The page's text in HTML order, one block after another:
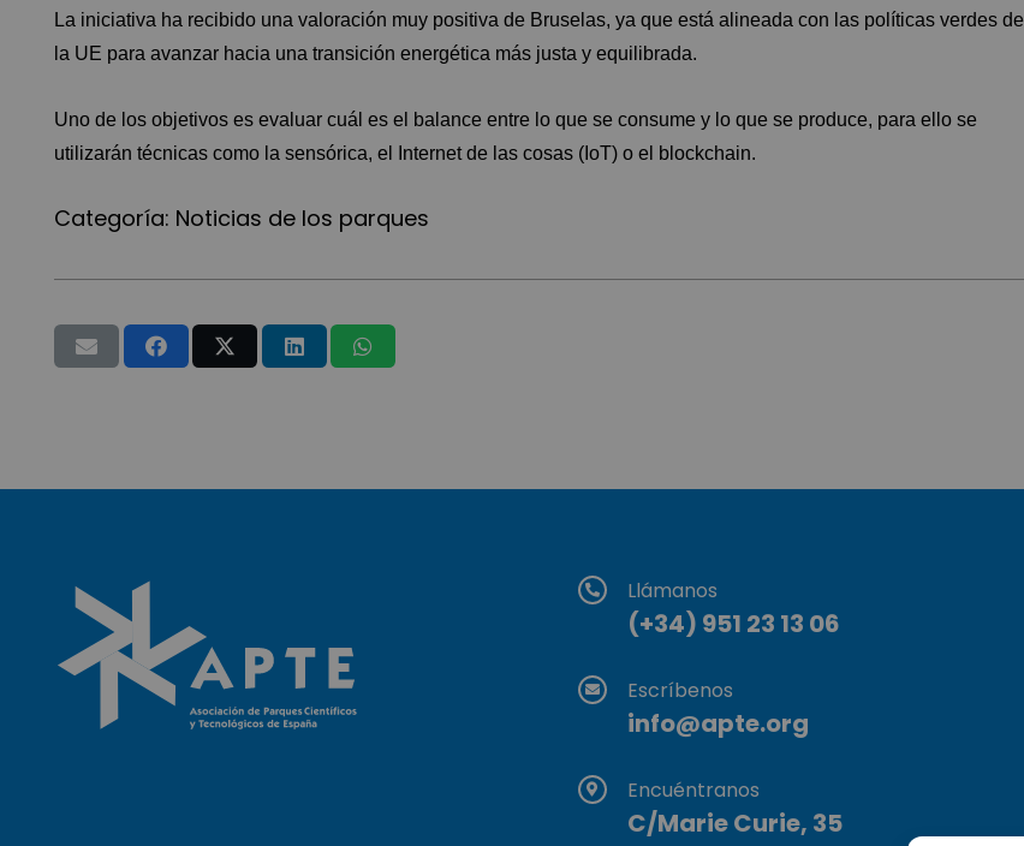
La iniciativa ha recibido una valoración muy positiva de Bruselas, ya que está alineada con las políticas verdes de
la UE para avanzar hacia una transición energética más justa y equilibrada.
Uno de los objetivos es evaluar cuál es el balance entre lo que se consume y lo que se produce, para ello se
utilizarán técnicas como la sensórica, el Internet de las cosas (IoT) o el blockchain.
Categoría: Noticias de los parques
Llámanos
(+34) 951 23 13 06
Escríbenos
info@apte.org
Encuéntranos
C/Marie Curie, 35